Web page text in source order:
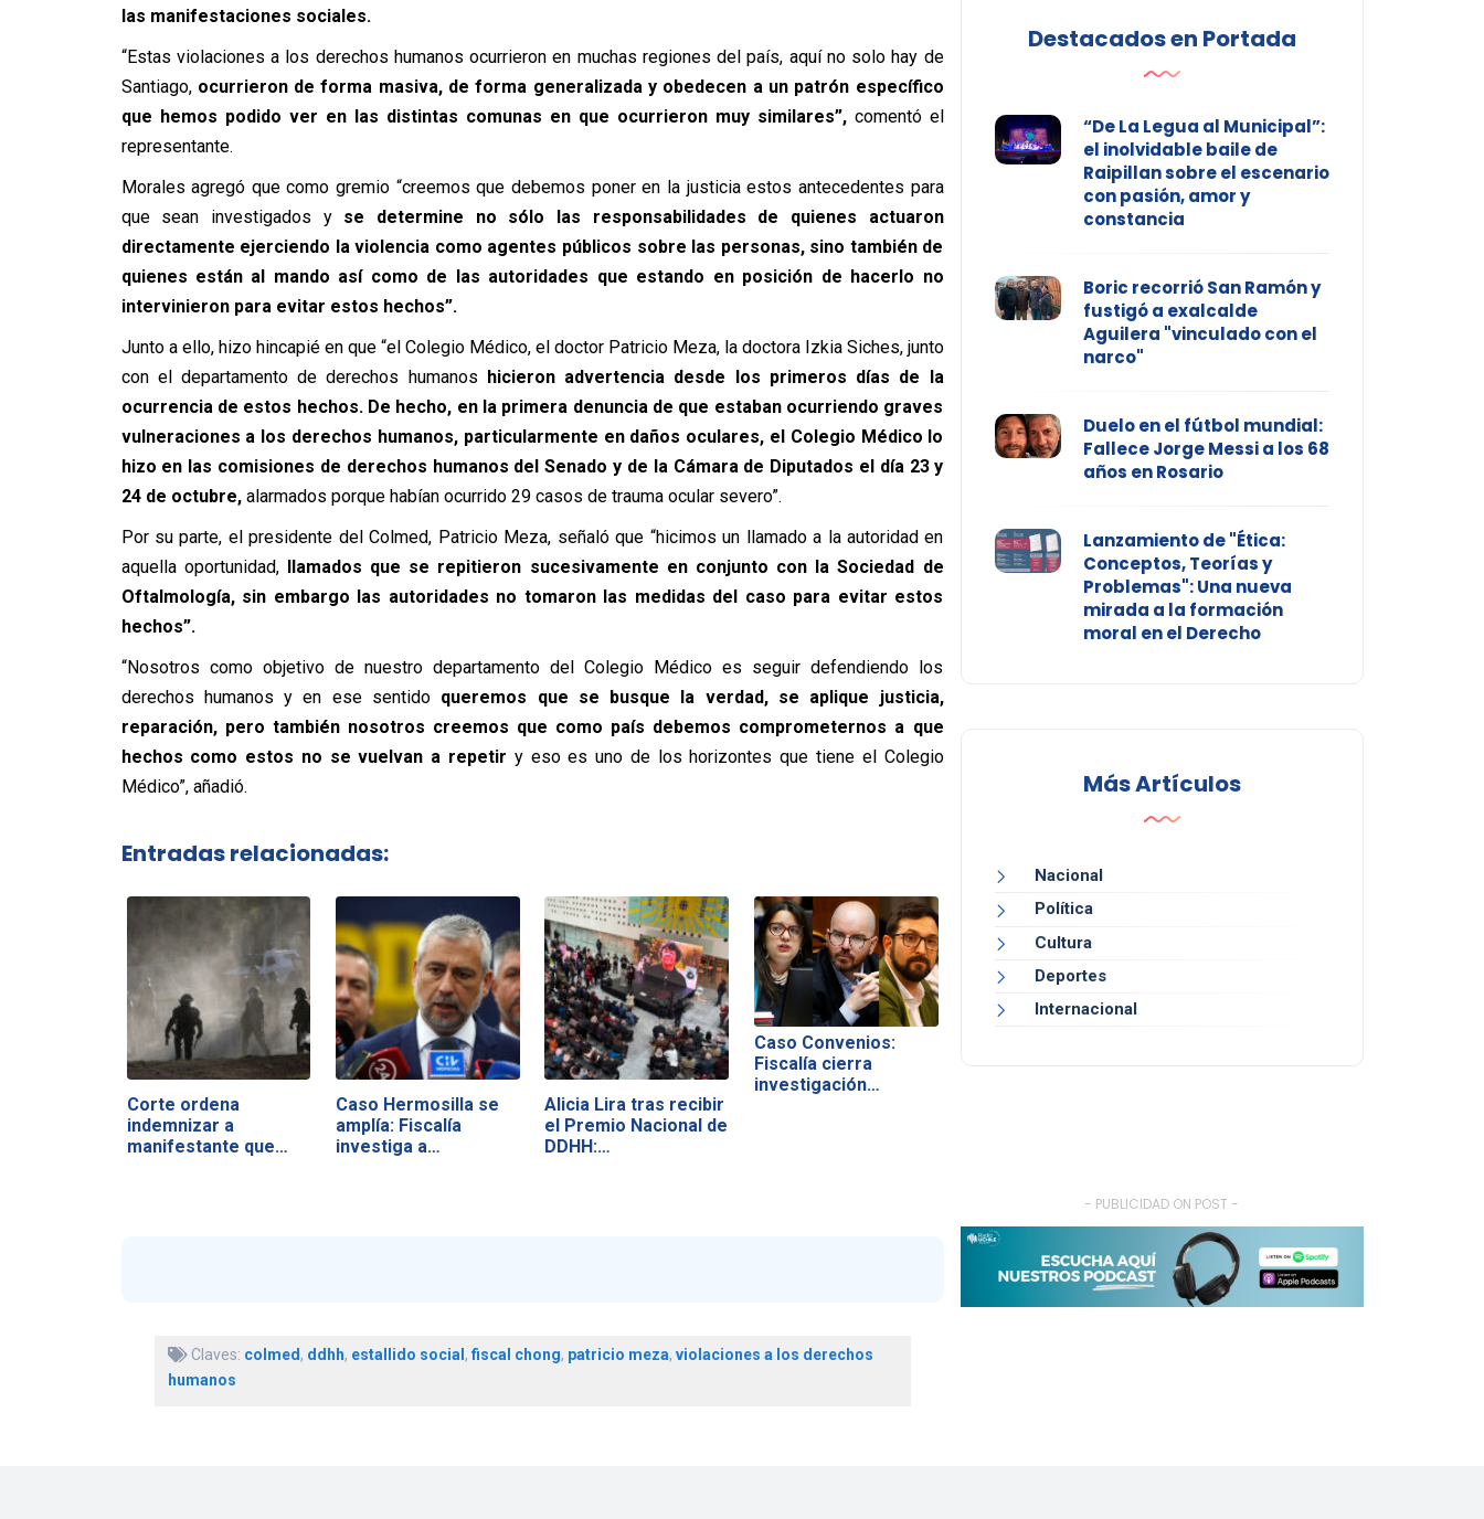
las manifestaciones sociales.
“Estas violaciones a los derechos humanos ocurrieron en muchas regiones del país, aquí no solo hay de
Santiago, ocurrieron de forma masiva, de forma generalizada y obedecen a un patrón específico
que hemos podido ver en las distintas comunas en que ocurrieron muy similares”,comentó el
representante.
Morales agregó que como gremio “creemos que debemos poner en la justicia estos antecedentes para
que sean investigados y se determine no sólo las responsabilidades de quienes actuaron
directamente ejerciendo la violencia como agentes públicos sobre las personas, sino también de
quienes están al mando así como de las autoridades que estando en posición de hacerlo no
intervinieron para evitar estos hechos”.
Junto a ello, hizo hincapié en que “el Colegio Médico, el doctor Patricio Meza, la doctora Izkia Siches, junto
con el departamento de derechos humanos hicieron advertencia desde los primeros días de la
ocurrencia de estos hechos. De hecho, en la primera denuncia de que estaban ocurriendo graves
vulneraciones a los derechos humanos, particularmente en daños oculares, el Colegio Médico lo
hizo en las comisiones de derechos humanos del Senado y de la Cámara de Diputados el día 23 y
24 de octubre,alarmados porque habían ocurrido 29 casos de trauma ocular severo”.
Por su parte, el presidente del Colmed, Patricio Meza, señaló que “hicimos un llamado a la autoridad en
aquella oportunidad, llamados que se repitieron sucesivamente en conjunto con la Sociedad de
Oftalmología, sin embargo las autoridades no tomaron las medidas del caso para evitar estos
hechos”.
“Nosotros como objetivo de nuestro departamento del Colegio Médico es seguir defendiendo los
derechos humanos y en ese sentido queremos que se busque la verdad, se aplique justicia,
reparación, pero también nosotros creemos que como país debemos comprometernos a que
hechos como estos no se vuelvan a repetir y eso es uno de los horizontes que tiene el Colegio
Médico”, añadió.
Entradas relacionadas:
Corte ordena
indemnizar a
manifestante que
Caso Hermosilla se
amplía: Fiscalía
investiga a…
Alicia Lira tras recibir
el Premio Nacional de
DDHH:…
Caso Convenios:
Fiscalía cierra
investigación
Claves: colmed, ddhh, estallido social , fiscal chong, patricio meza, violaciones a los derechos
humanos
Destacados en Portada
“De La Legua al Municipal”:
el inolvidable baile de
Raipillan sobre el escenario
con pasión, amor y
constancia
Boric recorrió San Ramón y
fustigó a exalcalde
Aguilera "vinculado con el
narco"
Duelo en el fútbol mundial:
Fallece Jorge Messi a los 68
años en Rosario
Lanzamiento de "Ética:
Conceptos, Teorías y
Problemas": Una nueva
mirada a la formación
moral en el Derecho
Más Artículos
Nacional
Política
Cultura
Deportes
Internacional
- PUBLICIDAD ON POST -